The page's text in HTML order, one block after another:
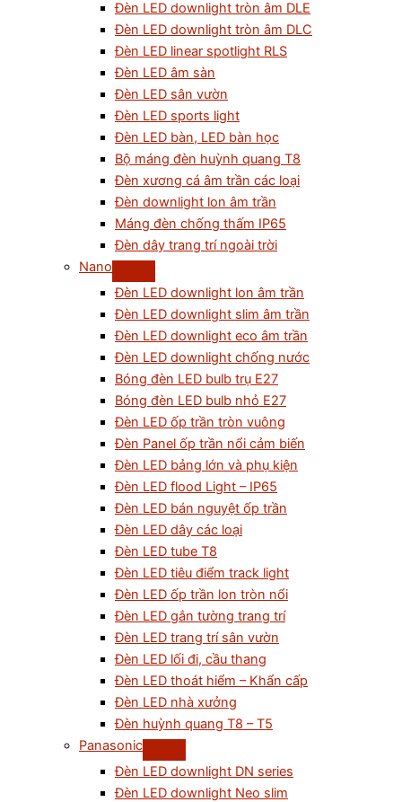
Đèn LED downlight tròn âm DLE
Đèn LED downlight tròn âm DLC
Đèn LED linear spotlight RLS
Đèn LED âm sàn
Đèn LED sân vườn
Đèn LED sports light
Đèn LED bàn, LED bàn học
Bộ máng đèn huỳnh quang T8
Đèn xương cá âm trần các loại
Đèn downlight lon âm trần
Máng đèn chống thấm IP65
Đèn dây trang trí ngoài trời
Nano
Đèn LED downlight lon âm trần
Đèn LED downlight slim âm trần
Đèn LED downlight eco âm trần
Đèn LED downlight chống nước
Bóng đèn LED bulb trụ E27
Bóng đèn LED bulb nhỏ E27
Đèn LED ốp trần tròn vuông
Đèn Panel ốp trần nổi cảm biến
Đèn LED bảng lớn và phụ kiện
Đèn LED flood Light – IP65
Đèn LED bán nguyệt ốp trần
Đèn LED dây các loại
Đèn LED tube T8
Đèn LED tiêu điểm track light
Đèn LED ốp trần lon tròn nổi
Đèn LED gắn tường trang trí
Đèn LED trang trí sân vườn
Đèn LED lối đi, cầu thang
Đèn LED thoát hiểm – Khẩn cấp
Đèn LED nhà xưởng
Đèn huỳnh quang T8 – T5
Panasonic
Đèn LED downlight DN series
Đèn LED downlight Neo slim